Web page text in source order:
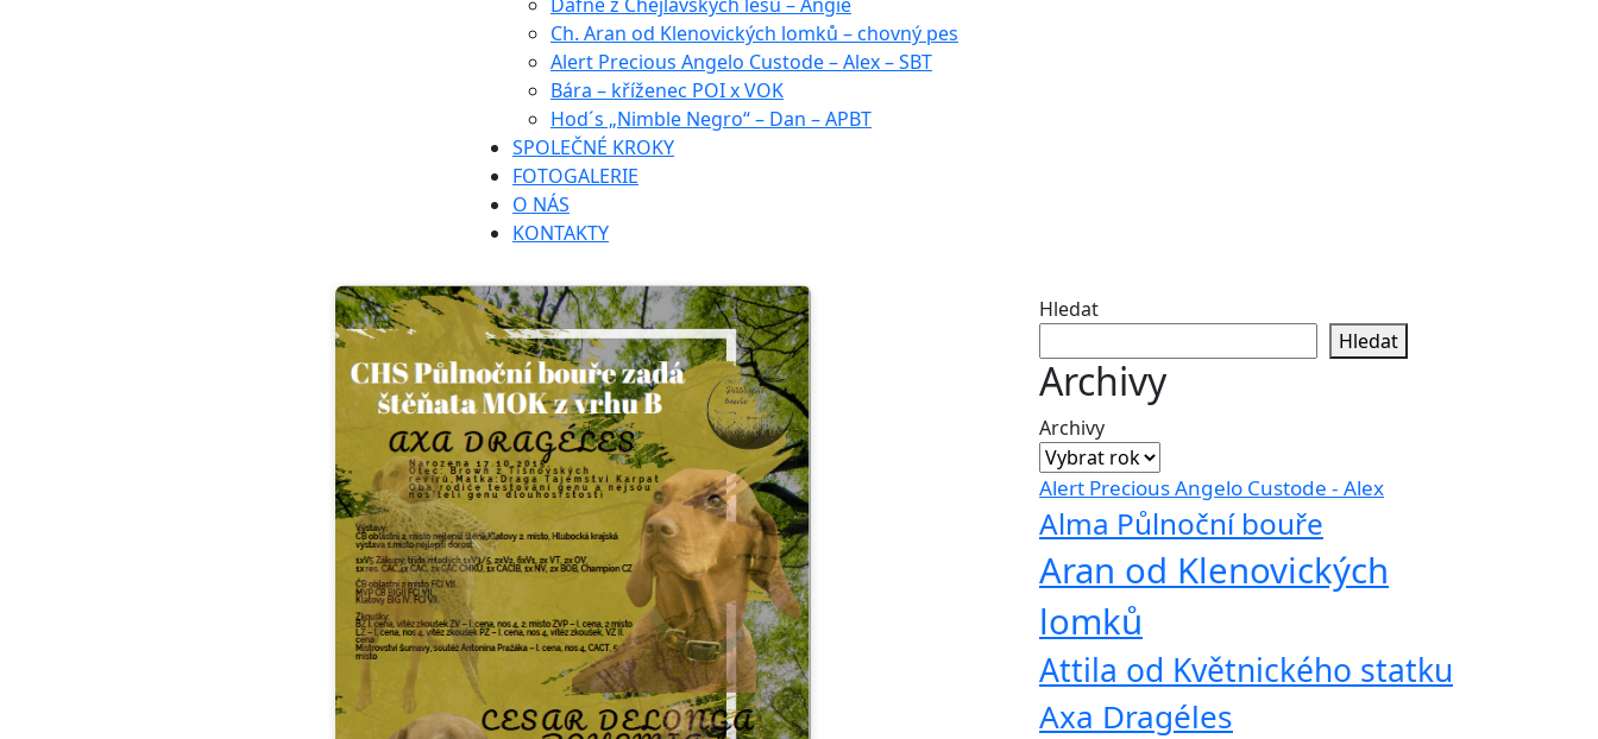
Ch. Aran od Klenovických lomků – chovný pes
Alert Precious Angelo Custode – Alex – SBT
Bára – kříženec POI x VOK
Hod´s „Nimble Negro“ – Dan – APBT
SPOLEČNÉ KROKY
FOTOGALERIE
O NÁS
KONTAKTY
Hledat
Hledat
Archivy
Archivy
Alert Precious Angelo Custode - Alex
Alma Půlnoční bouře
Aran od Klenovických
lomků
Attila od Květnického statku
Axa Dragéles